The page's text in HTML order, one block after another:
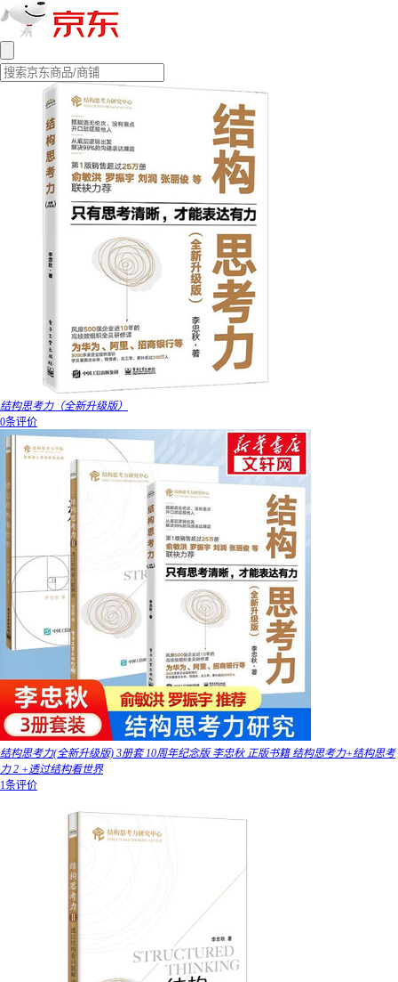
结构思考力（全新升级版）
0条评价
结构思考力(全新升级版) 3册套 10周年纪念版 李忠秋 正版书籍 结构思考力+结构思考
力 2 +透过结构看世界
1条评价